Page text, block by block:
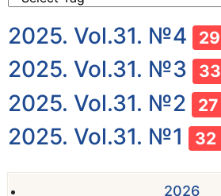
2025. Vol.31. №4 29
2025. Vol.31. №3 33
2025. Vol.31. №2 27
2025. Vol.31. №1 32
2026